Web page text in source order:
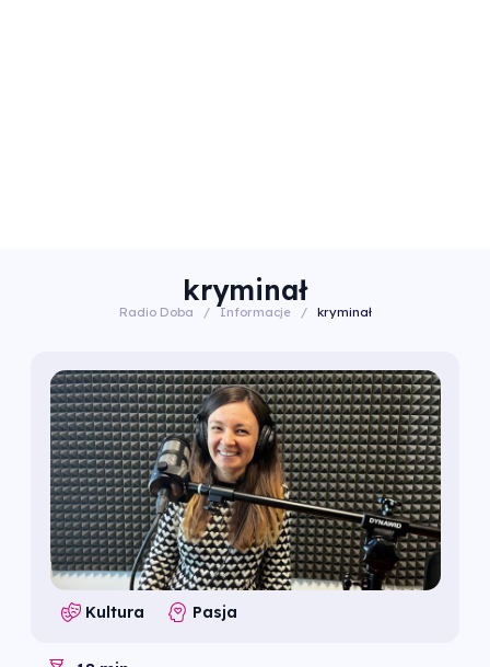
kryminał
Radio Doba / Informacje / kryminał
Kultura Pasja